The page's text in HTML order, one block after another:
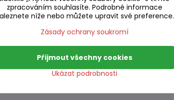
zpracováním souhlasíte. Podrobné informace
níže nebo můžete upravit své preference.
Zásady ochrany soukromí
Ukázat podrobnosti
Přijmout všechny cookies